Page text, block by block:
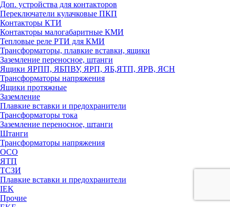
Доп. устройства для контакторов
Переключатели кулачковые ПКП
Контакторы КТИ
Контакторы малогабаритные КМИ
Тепловые реле РTИ для КМИ
Трансформаторы, плавкие вставки, ящики
Заземление переносное, штанги
Ящики ЯРПП, ЯБПВУ, ЯРП, ЯБ,ЯТП, ЯРВ, ЯСН
Трансформаторы напряжения
Ящики протяжные
Заземление
Плавкие вставки и предохранители
Трансформаторы тока
Заземление переносное, штанги
Штанги
Трансформаторы напряжения
ОСО
ЯТП
ТСЗИ
Плавкие вставки и предохранители
IEK
Прочие